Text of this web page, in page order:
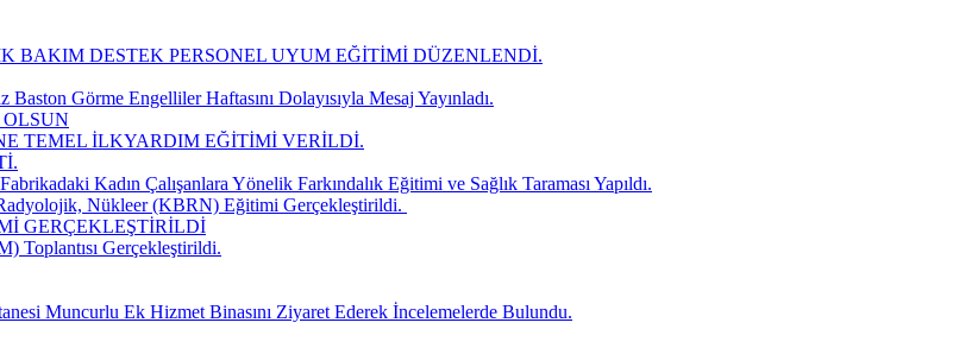
BAKIM DESTEK PERSONEL UYUM EĞİTİMİ DÜZENLENDİ.
Görme Engelliler Haftasını Dolayısıyla Mesaj Yayınladı.
TEMEL İLKYARDIM EĞİTİMİ VERİLDİ.
Kadın Çalışanlara Yönelik Farkındalık Eğitimi ve Sağlık Taraması Yapıldı.
Nükleer (KBRN) Eğitimi Gerçekleştirildi.
GERÇEKLEŞTİRİLDİ
Toplantısı Gerçekleştirildi.
Muncurlu Ek Hizmet Binasını Ziyaret Ederek İncelemelerde Bulundu.